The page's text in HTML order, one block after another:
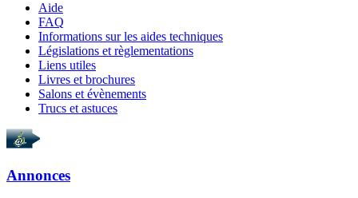
Aide
FAQ
Informations sur les aides techniques
Législations et règlementations
Liens utiles
Livres et brochures
Salons et évènements
Trucs et astuces
Annonces